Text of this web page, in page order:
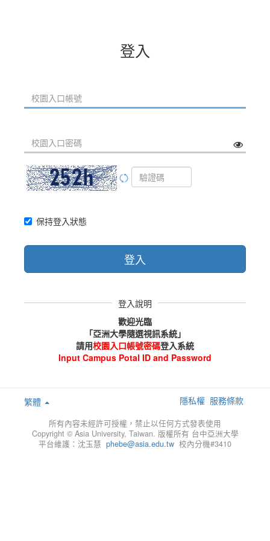
登入
保持登入狀態
登入
登入說明
歡迎光臨
「亞洲大學隨選視訊系統」
請用校園入口帳號密碼登入系統
Input Campus Potal ID and Password
繁體 隱私權 服務條款
所有內容未經許可授權，禁止以任何方式發表使用
Copyright © Asia University, Taiwan. 版權所有 台中亞洲大學
平台維護：沈玉慧 phebe@asia.edu.tw 校內分機#3410